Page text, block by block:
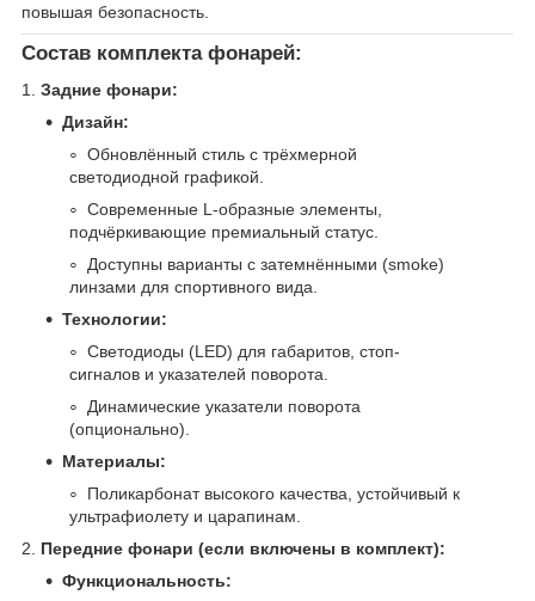
повышая безопасность.
Состав комплекта фонарей:
1. Задние фонари:
Дизайн:
Обновлённый стиль с трёхмерной
светодиодной графикой.
Современные L-образные элементы,
подчёркивающие премиальный статус.
Доступны варианты с затемнёнными (smoke)
линзами для спортивного вида.
Технологии:
Светодиоды (LED) для габаритов, стоп-
сигналов и указателей поворота.
Динамические указатели поворота
(опционально).
Материалы:
Поликарбонат высокого качества, устойчивый к
ультрафиолету и царапинам.
2. Передние фонари (если включены в комплект):
Функциональность: